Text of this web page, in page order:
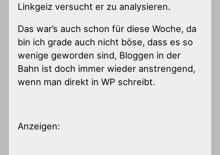
Linkgeiz versucht er zu analysieren.
Das war’s auch schon für diese Woche, da
bin ich grade auch nicht böse, dass es so
wenige geworden sind, Bloggen in der
Bahn ist doch immer wieder anstrengend,
wenn man direkt in WP schreibt.
Anzeigen: